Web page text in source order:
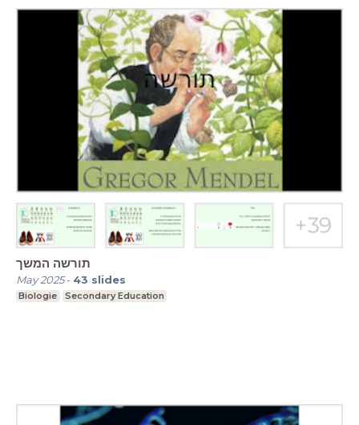
תורשה המשך
May 2025- 43 slides
Biologie Secondary Education